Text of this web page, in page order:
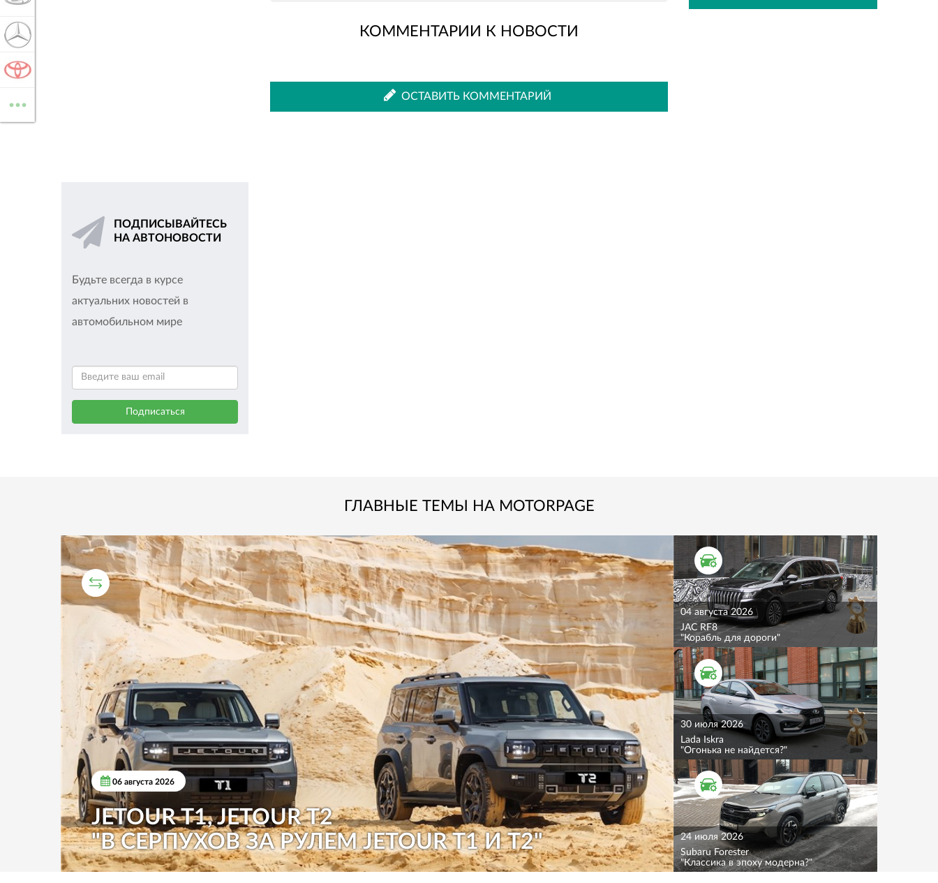
во
ВКонтакте
Одноклассниках
КОММЕНТАРИИ К НОВОСТИ
ОСТАВИТЬ КОММЕНТАРИЙ
ПОДПИСЫВАЙТЕСЬ
НА АВТОНОВОСТИ
Будьте всегда в курсе
актуальних новостей в
автомобильном мире
ГЛАВНЫЕ ТЕМЫ НА MOTORPAGE
СРАВНИТЕЛЬНЫЙ ТЕСТ
06 августа 2026
JETOUR T1, JETOUR T2
"В СЕРПУХОВ ЗА РУЛЕМ JETOUR T1 И T2"
ТЕСТ ДРАЙВ
04 августа 2026
JAC RF8
"Корабль для дороги"
ТЕСТ ДРАЙВ
30 июля 2026
Lada Iskra
"Огонька не найдется?"
ТЕСТ ДРАЙВ
24 июля 2026
Subaru Forester
"Классика в эпоху модерна?"
...